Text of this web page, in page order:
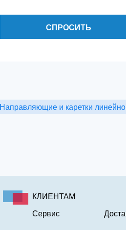
СПРОСИТЬ
Направляющие и каретки
КЛИЕНТАМ
Сервис